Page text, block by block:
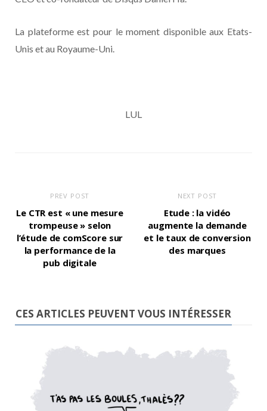
La plateforme est pour le moment disponible aux Etats-
Unis et au Royaume-Uni.
LUL
PREV POST
Le CTR est « une mesure
trompeuse » selon
l’étude de comScore sur
la performance de la
pub digitale
NEXT POST
Etude : la vidéo
augmente la demande
et le taux de conversion
des marques
CES ARTICLES PEUVENT VOUS INTÉRESSER